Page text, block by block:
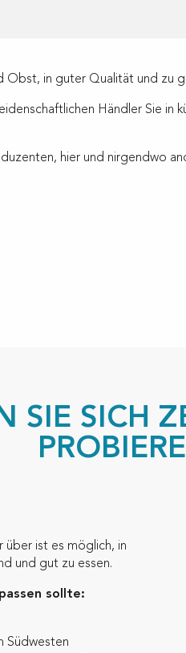
Obst, in guter Qualität und zu
Händler Sie
hier und nirgendwo
favoris
SIE SICH
über ist es möglich, in
und gut zu essen.
sollte:
Südwesten